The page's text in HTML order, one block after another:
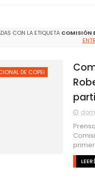
CON LA ETIQUETA COMISIÓN
DE COPEI